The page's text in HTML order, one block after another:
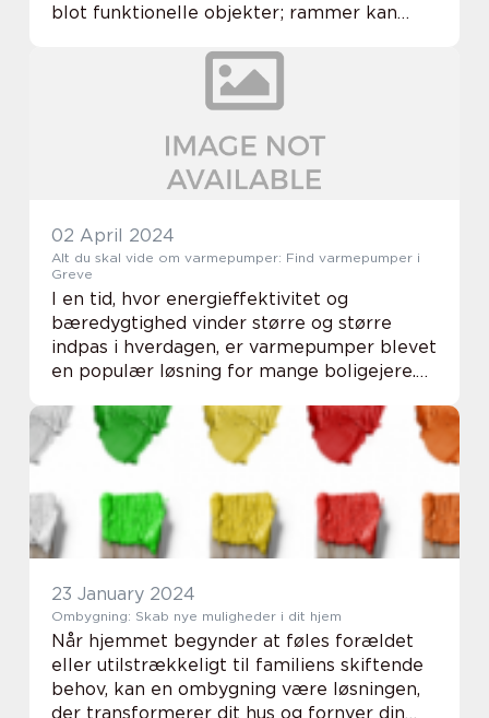
blot funktionelle objekter; rammer kan
karakter til et rum og reflektere en
02 April 2024
Alt du skal vide om varmepumper: Find varmepumper i
Greve
I en tid, hvor energieffektivitet og
bæredygtighed vinder større og større
indpas i hverdagen, er varmepumper blevet
en populær løsning for mange boligejere.
termodynamiske principper til at flytte
varme fra et sted...
23 January 2024
Ombygning: Skab nye muligheder i dit hjem
Når hjemmet begynder at føles forældet
eller utilstrækkeligt til familiens skiftende
behov, kan en ombygning være løsningen,
der transformerer dit hus og fornyer din